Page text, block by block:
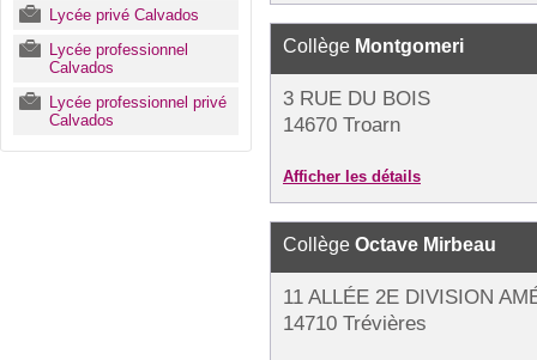
Lycée privé Calvados
Lycée professionnel
Calvados
Lycée professionnel privé
Calvados
Collège Montgomeri
3 RUE DU BOIS
14670 Troarn
Afficher les détails
Collège Octave Mirbeau
11 ALLÉE 2E DIVISION
14710 Trévières